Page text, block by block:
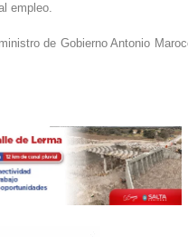
empleo.
de Gobierno Antonio